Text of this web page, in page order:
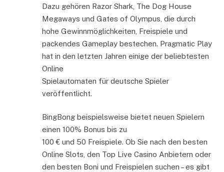
Dazu gehören Razor Shark, The Dog House
Megaways und Gates of Olympus, die durch
hohe Gewinnmöglichkeiten, Freispiele und
packendes Gameplay bestechen. Pragmatic Play
hat in den letzten Jahren einige der beliebtesten
Online
Spielautomaten für deutsche Spieler
veröffentlicht.
BingBong beispielsweise bietet neuen Spielern
einen 100% Bonus bis zu
100 € und 50 Freispiele. Ob Sie nach den besten
Online Slots, den Top Live Casino Anbietern oder
den besten Boni und Freispielen suchen – es gibt